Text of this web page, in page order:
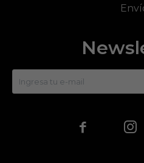
 